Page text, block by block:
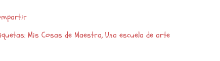
Mis Cosas de Maestra Una escuela de arte